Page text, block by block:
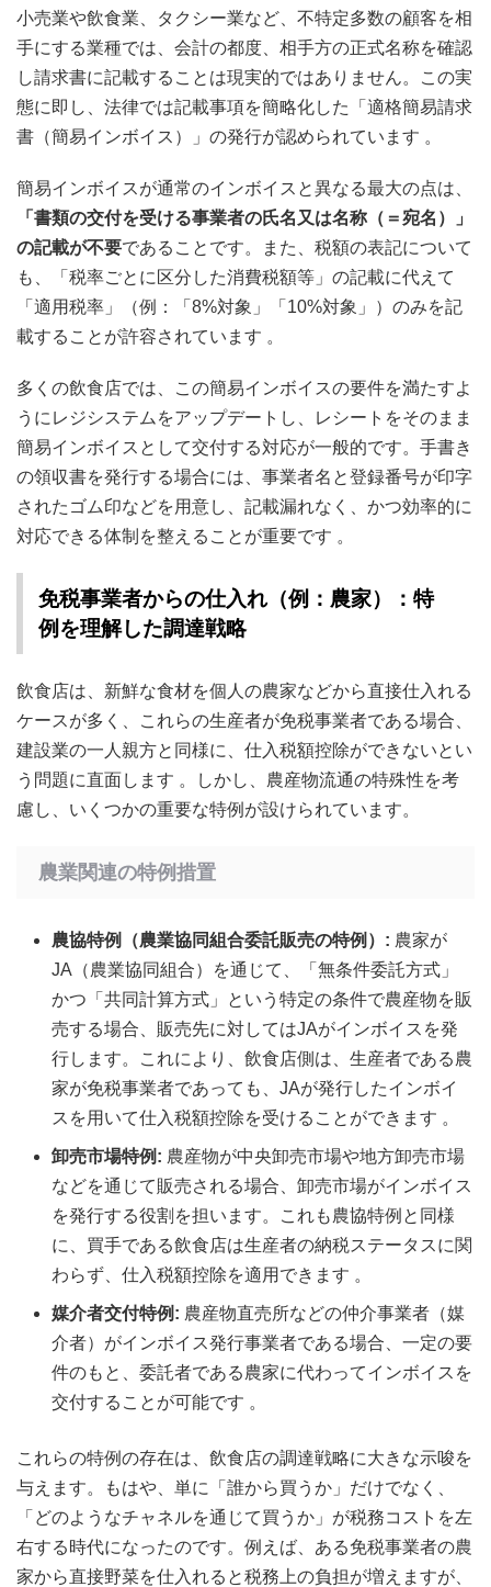
小売業や飲食業、タクシー業など、不特定多数の顧客を相
手にする業種では、会計の都度、相手方の正式名称を確認
し請求書に記載することは現実的ではありません。この実
態に即し、法律では記載事項を簡略化した「適格簡易請求
書（簡易インボイス）」の発行が認められています 。
簡易インボイスが通常のインボイスと異なる最大の点は、
「書類の交付を受ける事業者の氏名又は名称（＝宛名）」
の記載が不要であることです。また、税額の表記について
も、「税率ごとに区分した消費税額等」の記載に代えて
「適用税率」（例：「8%対象」「10%対象」）のみを記
載することが許容されています 。
多くの飲食店では、この簡易インボイスの要件を満たすよ
うにレジシステムをアップデートし、レシートをそのまま
簡易インボイスとして交付する対応が一般的です。手書き
の領収書を発行する場合には、事業者名と登録番号が印字
されたゴム印などを用意し、記載漏れなく、かつ効率的に
対応できる体制を整えることが重要です 。
免税事業者からの仕入れ（例：農家）：特
例を理解した調達戦略
飲食店は、新鮮な食材を個人の農家などから直接仕入れる
ケースが多く、これらの生産者が免税事業者である場合、
建設業の一人親方と同様に、仕入税額控除ができないとい
う問題に直面します 。しかし、農産物流通の特殊性を考
慮し、いくつかの重要な特例が設けられています。
農業関連の特例措置
農協特例（農業協同組合委託販売の特例）: 農家が
JA（農業協同組合）を通じて、「無条件委託方式」
かつ「共同計算方式」という特定の条件で農産物を販
売する場合、販売先に対してはJAがインボイスを発
行します。これにより、飲食店側は、生産者である農
家が免税事業者であっても、JAが発行したインボイ
スを用いて仕入税額控除を受けることができます 。
卸売市場特例: 農産物が中央卸売市場や地方卸売市場
などを通じて販売される場合、卸売市場がインボイス
を発行する役割を担います。これも農協特例と同様
に、買手である飲食店は生産者の納税ステータスに関
わらず、仕入税額控除を適用できます 。
媒介者交付特例: 農産物直売所などの仲介事業者（媒
介者）がインボイス発行事業者である場合、一定の要
件のもと、委託者である農家に代わってインボイスを
交付することが可能です 。
これらの特例の存在は、飲食店の調達戦略に大きな示唆を
与えます。もはや、単に「誰から買うか」だけでなく、
「どのようなチャネルを通じて買うか」が税務コストを左
右する時代になったのです。例えば、ある免税事業者の農
家から直接野菜を仕入れると税務上の負担が増えますが、